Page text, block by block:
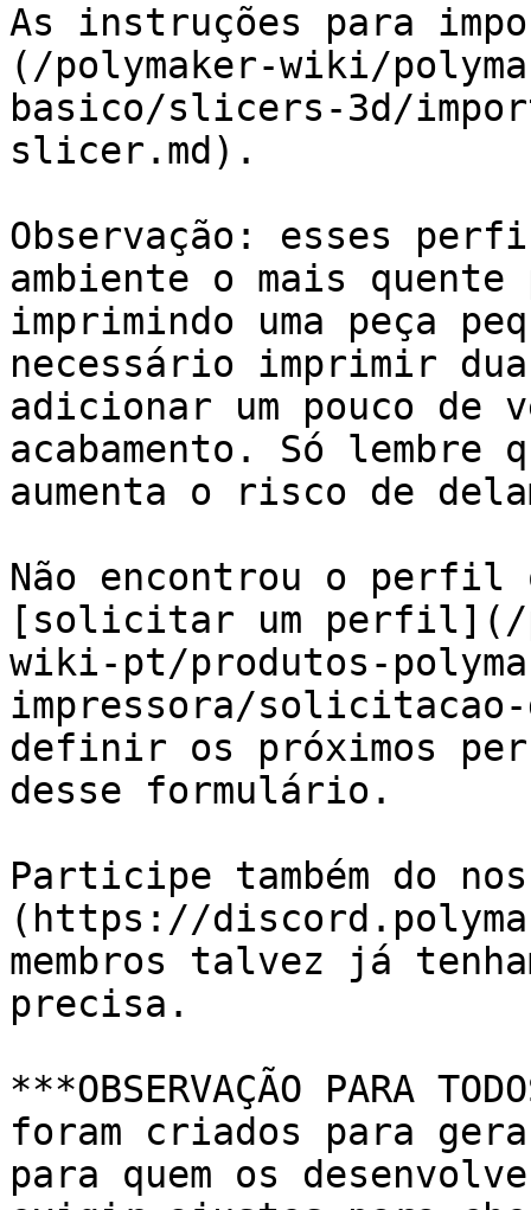
As instruções para
(/polymaker-wiki/
basico/slicers-3d/
slicer.md).
Observação: esses
ambiente o mais
imprimindo uma peça
necessário imprimir
adicionar um pouco de
acabamento. Só lembre
aumenta o risco de
Não encontrou o perfil
[solicitar um perfil](/
wiki-pt/produtos-
impressora/
definir os próximos
desse formulário.
Participe também do
(https://
membros talvez já
precisa.
***OBSERVAÇÃO PARA
foram criados para
para quem os